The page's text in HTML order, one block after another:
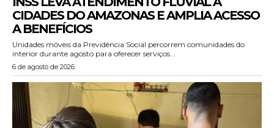
CIDADES DO AMAZONAS E AMPLIA ACESSO
A BENEFÍCIOS
Unidades móveis da Previdência Social percorrem comunidades do
interior durante agosto para oferecer serviços...
6 de agosto de 2026